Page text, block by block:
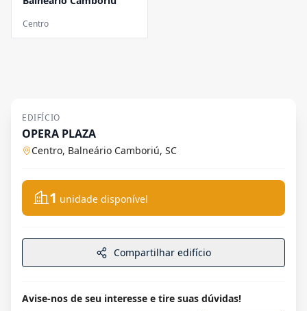
Centro
EDIFÍCIO
OPERA PLAZA
Centro, Balneário Camboriú, SC
1 unidade disponível
Compartilhar edifício
Avise-nos de seu interesse e tire suas dúvidas!